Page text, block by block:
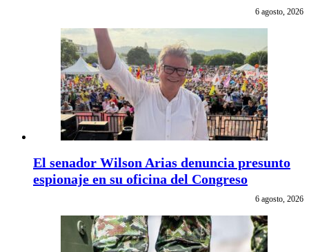
6 agosto, 2026
El senador Wilson Arias denuncia presunto
espionaje en su oficina del Congreso
6 agosto, 2026